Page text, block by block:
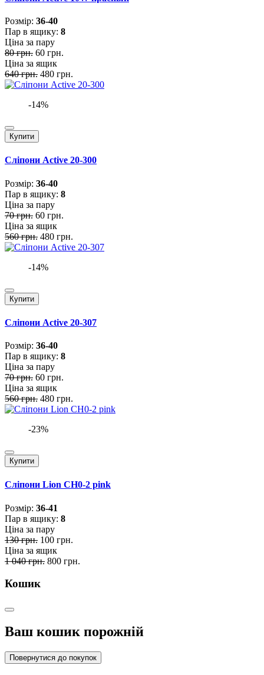
Розмiр: 36-40
Пар в ящику: 8
Ціна за пару
80 грн. 60 грн.
Ціна за ящик
640 грн. 480 грн.
-14%
Купити
Сліпони Active 20-300
Розмiр: 36-40
Пар в ящику: 8
Ціна за пару
70 грн. 60 грн.
Ціна за ящик
560 грн. 480 грн.
-14%
Купити
Сліпони Active 20-307
Розмiр: 36-40
Пар в ящику: 8
Ціна за пару
70 грн. 60 грн.
Ціна за ящик
560 грн. 480 грн.
-23%
Купити
Сліпони Lion CH0-2 pink
Розмiр: 36-41
Пар в ящику: 8
Ціна за пару
130 грн. 100 грн.
Ціна за ящик
1 040 грн. 800 грн.
Кошик
Ваш кошик порожній
Повернутися до покупок